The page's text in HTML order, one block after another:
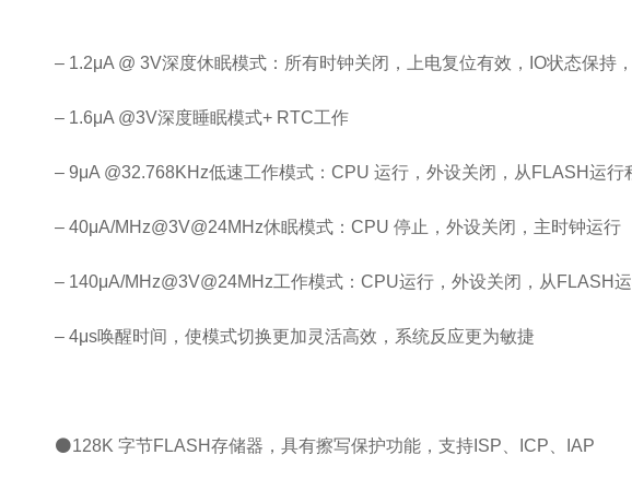
– 1.2μA @ 3V深度休眠模式：所有时钟关闭，上电复位有效，IO状态保
– 1.6μA @3V深度睡眠模式+ RTC工作
– 9μA @32.768KHz低速工作模式：CPU 运行，外设关闭，从FLASH运行
– 40μA/MHz@3V@24MHz休眠模式：CPU 停止，外设关闭，主时钟运行
– 140μA/MHz@3V@24MHz工作模式：CPU运行，外设关闭，从FLASH
– 4μs唤醒时间，使模式切换更加灵活高效，系统反应更为敏捷
⚫128K 字节FLASH存储器，具有擦写保护功能，支持ISP、ICP、IAP